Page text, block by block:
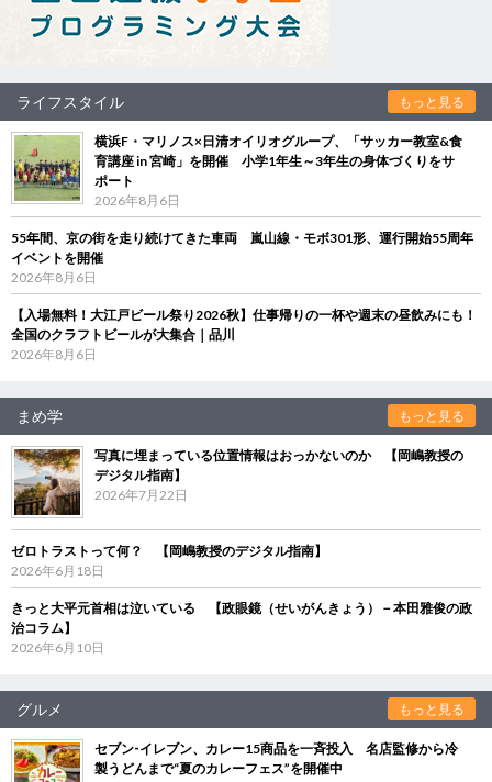
ライフスタイル もっと見る
横浜F・マリノス×日清オイリオグループ、「サッカー教室&食
育講座 in 宮崎」を開催 小学1年生～3年生の身体づくりをサ
ポート
2026年8月6日
55年間、京の街を走り続けてきた車両 嵐山線・モボ301形、運行開始55周年
イベントを開催
2026年8月6日
【入場無料！大江戸ビール祭り2026秋】仕事帰りの一杯や週末の昼飲みにも！
全国のクラフトビールが大集合｜品川
2026年8月6日
まめ学 もっと見る
写真に埋まっている位置情報はおっかないのか 【岡嶋教授の
デジタル指南】
2026年7月22日
ゼロトラストって何？ 【岡嶋教授のデジタル指南】
2026年6月18日
きっと大平元首相は泣いている 【政眼鏡（せいがんきょう）－本田雅俊の政
治コラム】
2026年6月10日
グルメ もっと見る
セブン‐イレブン、カレー15商品を一斉投入 名店監修から冷
製うどんまで“夏のカレーフェス”を開催中